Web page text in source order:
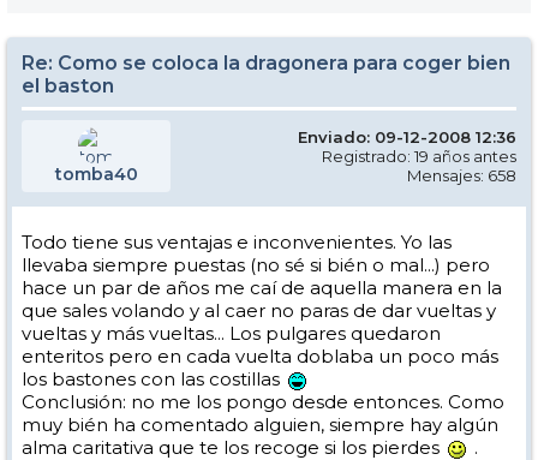
Re: Como se coloca la dragonera para coger bien
el baston
tomba40
Enviado: 09-12-2008 12:36
Registrado: 19 años antes
Mensajes: 658
Todo tiene sus ventajas e inconvenientes. Yo las
llevaba siempre puestas (no sé si bién o mal...) pero
hace un par de años me caí de aquella manera en la
que sales volando y al caer no paras de dar vueltas y
vueltas y más vueltas... Los pulgares quedaron
enteritos pero en cada vuelta doblaba un poco más
los bastones con las costillas
Conclusión: no me los pongo desde entonces. Como
muy bién ha comentado alguien, siempre hay algún
alma caritativa que te los recoge si los pierdes
.